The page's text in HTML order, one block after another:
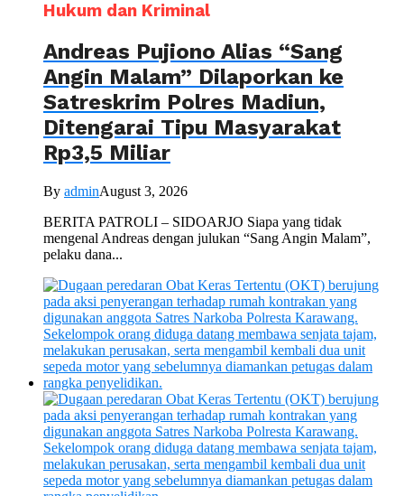
Hukum dan Kriminal
Andreas Pujiono Alias “Sang
Angin Malam” Dilaporkan ke
Satreskrim Polres Madiun,
Ditengarai Tipu Masyarakat
Rp3,5 Miliar
By adminAugust 3, 2026
BERITA PATROLI – SIDOARJO Siapa yang tidak
mengenal Andreas dengan julukan “Sang Angin Malam”,
pelaku dana...